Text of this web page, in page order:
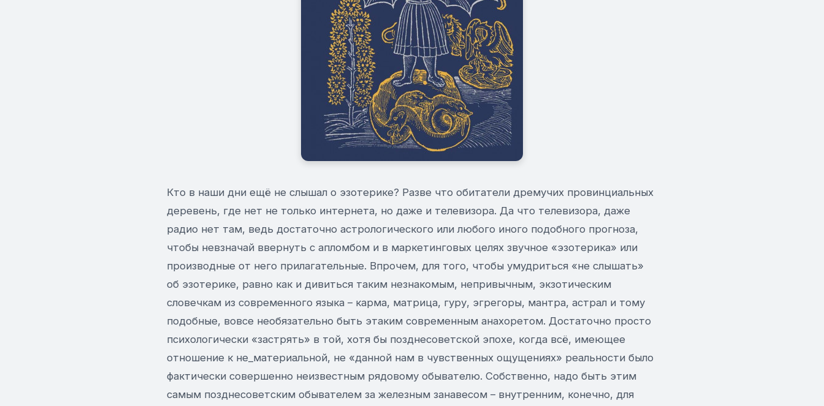
Кто в наши дни ещё не слышал о эзотерике? Разве что обитатели дремучих провинциальных
деревень, где нет не только интернета, но даже и телевизора. Да что телевизора, даже
радио нет там, ведь достаточно астрологического или любого иного подобного прогноза,
чтобы невзначай ввернуть с апломбом и в маркетинговых целях звучное «эзотерика» или
производные от него прилагательные. Впрочем, для того, чтобы умудриться «не слышать»
об эзотерике, равно как и дивиться таким незнакомым, непривычным, экзотическим
словечкам из современного языка – карма, матрица, гуру, эгрегоры, мантра, астрал и тому
подобные, вовсе необязательно быть этаким современным анахоретом. Достаточно просто
психологически «застрять» в той, хотя бы позднесоветской эпохе, когда всё, имеющее
отношение к не_материальной, не «данной нам в чувственных ощущениях» реальности было
фактически совершенно неизвестным рядовому обывателю. Собственно, надо быть этим
самым позднесоветским обывателем за железным занавесом – внутренним, конечно, для